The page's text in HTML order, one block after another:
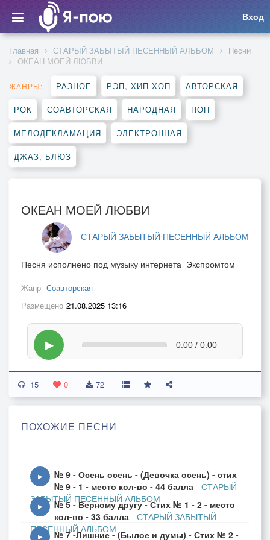
Вход
Главная СТАРЫЙ ЗАБЫТЫЙ ПЕСЕННЫЙ АЛЬБОМ
Песни
ОКЕАН МОЕЙ ЛЮБВИ
ЖАНРЫ: РАЗНОЕ РЭП, ХИП-ХОП АВТОРСКАЯ
РОК СОАВТОРСКАЯ НАРОДНАЯ ПОП
МЕЛОДЕКЛАМАЦИЯ ЭЛЕКТРОННАЯ
ДЖАЗ, БЛЮЗ
ОКЕАН МОЕЙ ЛЮБВИ
СТАРЫЙ ЗАБЫТЫЙ ПЕСЕННЫЙ АЛЬБОМ
Песня исполнено под музыку интернета Экспромтом
Жанр Соавторская
Размещено 21.08.2025 13:16
▶ 0:00 / 0:00
15 0 72
ПОХОЖИЕ ПЕСНИ
▶
№ 9 - Осень осень - (Девочка осень) - стих
№ 9 - 1 - место кол-во - 44 балла - СТАРЫЙ
ЗАБЫТЫЙ ПЕСЕННЫЙ АЛЬБОМ
▶
№ 5 - Верному другу - Стих № 1 - 2 - место
кол-во - 33 балла - СТАРЫЙ ЗАБЫТЫЙ
ПЕСЕННЫЙ АЛЬБОМ
▶ № 7 -Лишние - (Былое и думы) - Стих № 2 -